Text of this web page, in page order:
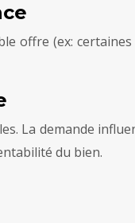
offre (ex:
La demande
du bien.